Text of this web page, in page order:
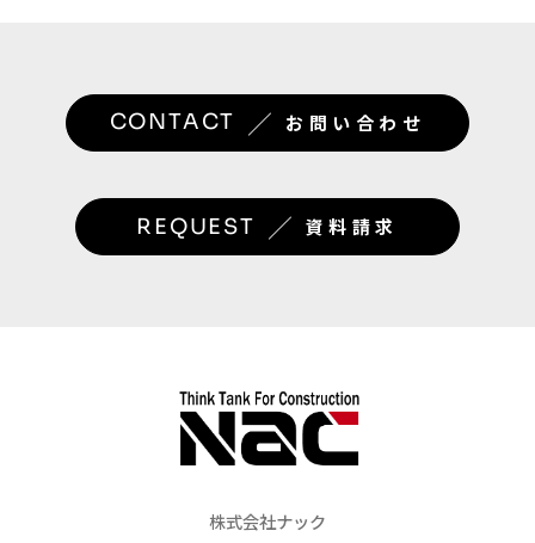
CONTACT ／ お問い合わせ
REQUEST ／ 資料請求
株式会社ナック